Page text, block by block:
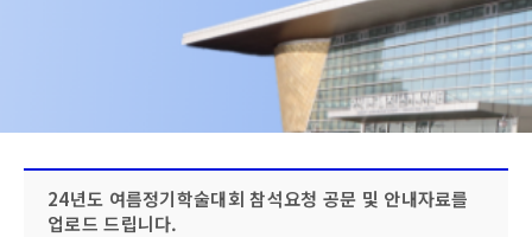
24년도 여름정기학술대회 참석요청 공문 및 안내자료를
업로드 드립니다.